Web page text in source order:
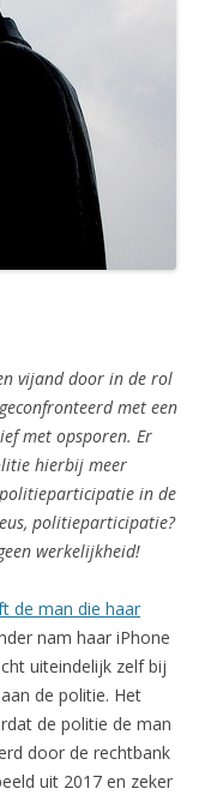
vijand door in de rol
met een
met opsporen. Er
hierbij meer
in de
politieparticipatie?
werkelijkheid!
de man die haar
nam haar iPhone
uiteindelijk zelf bij
de politie. Het
de politie de man
door de rechtbank
uit 2017 en zeker